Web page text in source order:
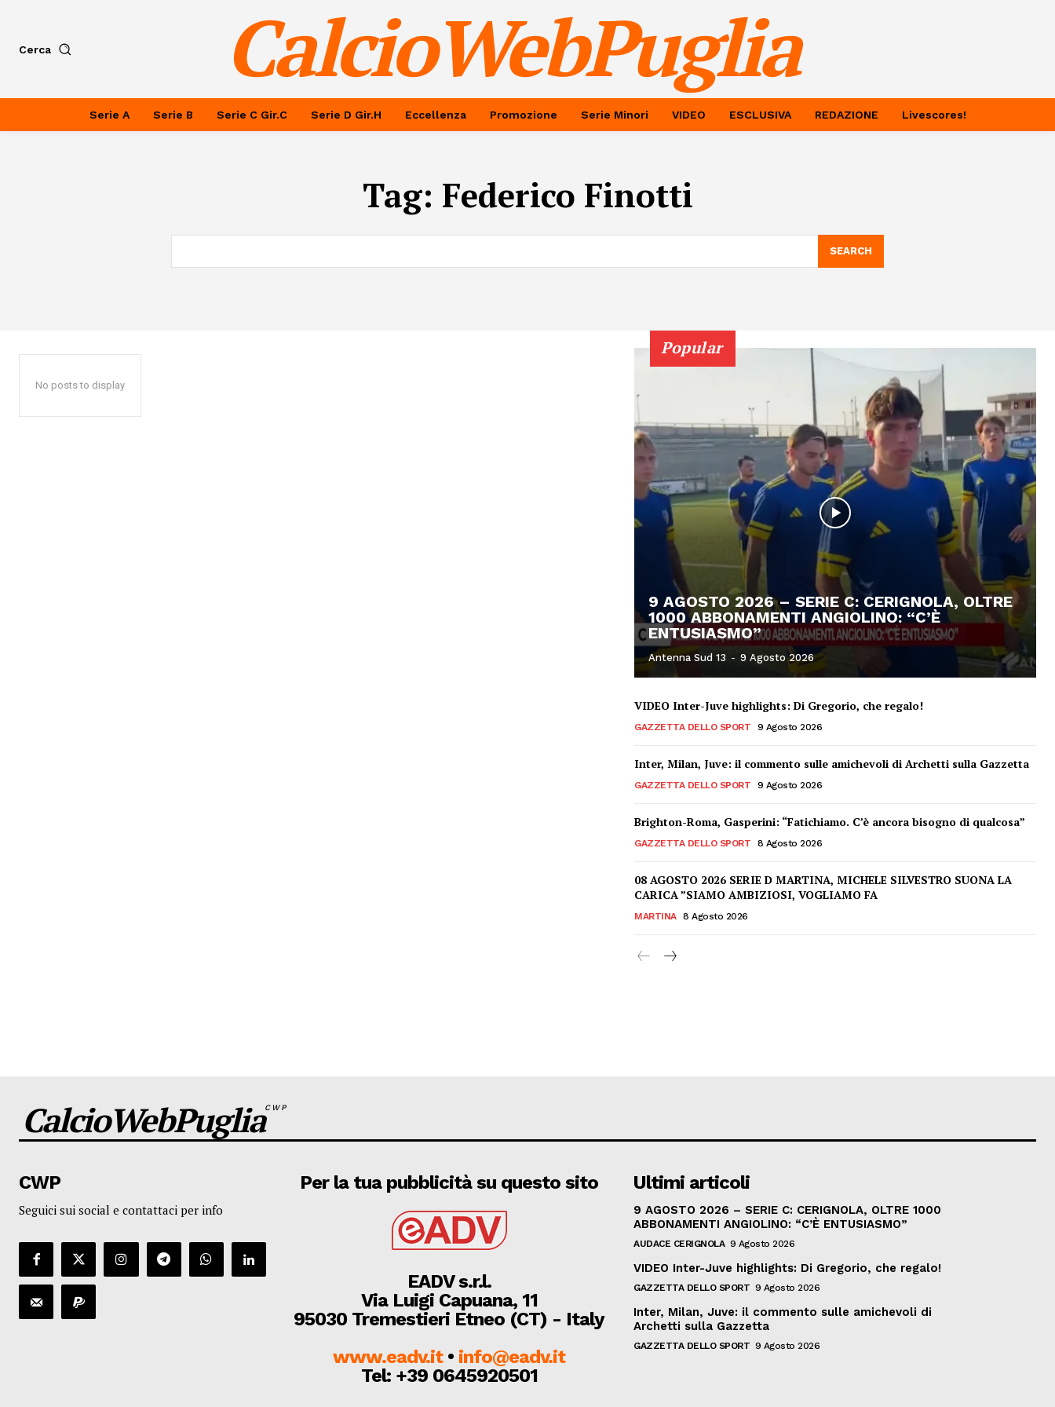
Cerca CalcioWebPuglia
Serie A Serie B Serie C Gir.C Serie D Gir.H Eccellenza Promozione Serie Minori VIDEO ESCLUSIVA REDAZIONE Livescores!
Tag: Federico Finotti
SEARCH
No posts to display
Popular
9 AGOSTO 2026 – SERIE C: CERIGNOLA, OLTRE
1000 ABBONAMENTI ANGIOLINO: “C’È
ENTUSIASMO”
Antenna Sud 13 - 9 Agosto 2026
VIDEO Inter-Juve highlights: Di Gregorio, che regalo!
GAZZETTA DELLO SPORT 9 Agosto 2026
Inter, Milan, Juve: il commento sulle amichevoli di Archetti sulla Gazzetta
GAZZETTA DELLO SPORT 9 Agosto 2026
Brighton-Roma, Gasperini: “Fatichiamo. C’è ancora bisogno di qualcosa”
GAZZETTA DELLO SPORT 8 Agosto 2026
08 AGOSTO 2026 SERIE D MARTINA, MICHELE SILVESTRO SUONA LA
CARICA ”SIAMO AMBIZIOSI, VOGLIAMO FA
MARTINA 8 Agosto 2026
CalcioWebPugliaCWP
CWP
Seguici sui social e contattaci per info
Per la tua pubblicità su questo sito
EADV s.r.l.
Via Luigi Capuana, 11
95030 Tremestieri Etneo (CT) - Italy
www.eadv.it• info@eadv.it
Tel: +39 0645920501
Ultimi articoli
9 AGOSTO 2026 – SERIE C: CERIGNOLA, OLTRE 1000
ABBONAMENTI ANGIOLINO: “C’È ENTUSIASMO”
AUDACE CERIGNOLA 9 Agosto 2026
VIDEO Inter-Juve highlights: Di Gregorio, che regalo!
GAZZETTA DELLO SPORT 9 Agosto 2026
Inter, Milan, Juve: il commento sulle amichevoli di
Archetti sulla Gazzetta
GAZZETTA DELLO SPORT 9 Agosto 2026